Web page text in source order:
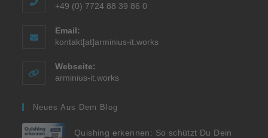
+49 (0) 7724 88 39 86 0
Email:
kontakt[at]arminius-it.works
Webseite:
arminius-it.works
Neues Aus Dem Blog
Quishing erkennen: So schützt Du Dein